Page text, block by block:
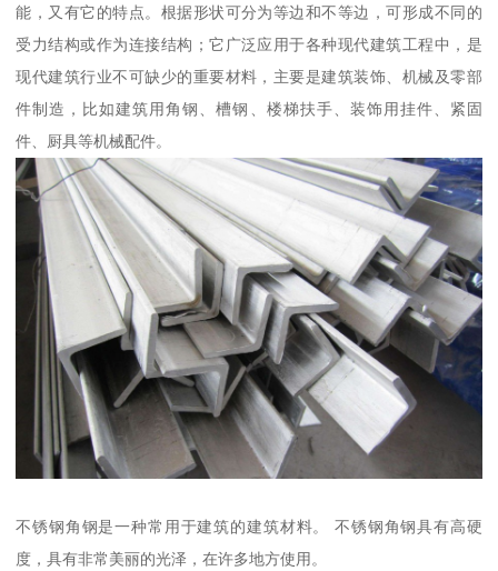
能，又有它的特点。根据形状可分为等边和不等边，可形成不同的
受力结构或作为连接结构；它广泛应用于各种现代建筑工程中，是
现代建筑行业不可缺少的重要材料，主要是建筑装饰、机械及零部
件制造，比如建筑用角钢、槽钢、楼梯扶手、装饰用挂件、紧固
件、厨具等机械配件。
不锈钢角钢是一种常用于建筑的建筑材料。 不锈钢角钢具有高硬
度，具有非常美丽的光泽，在许多地方使用。